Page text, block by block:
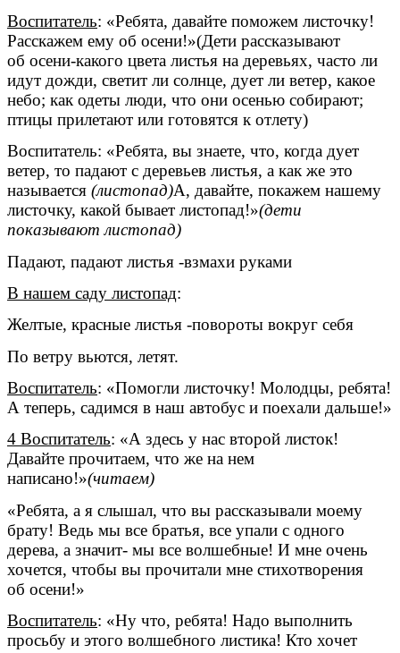
Воспитатель: «Ребята, давайте поможем листочку!
Расскажем ему об осени!»(Дети рассказывают
об осени-какого цвета листья на деревьях, часто ли
идут дожди, светит ли солнце, дует ли ветер, какое
небо; как одеты люди, что они осенью собирают;
птицы прилетают или готовятся к отлету)
Воспитатель: «Ребята, вы знаете, что, когда дует
ветер, то падают с деревьев листья, а как же это
называется (листопад)А, давайте, покажем нашему
листочку, какой бывает листопад!»(дети
показывают листопад)
Падают, падают листья -взмахи руками
В нашем саду листопад:
Желтые, красные листья -повороты вокруг себя
По ветру вьются, летят.
Воспитатель: «Помогли листочку! Молодцы, ребята!
А теперь, садимся в наш автобус и поехали дальше!»
4 Воспитатель: «А здесь у нас второй листок!
Давайте прочитаем, что же на нем
написано!»(читаем)
«Ребята, а я слышал, что вы рассказывали моему
брату! Ведь мы все братья, все упали с одного
дерева, а значит- мы все волшебные! И мне очень
хочется, чтобы вы прочитали мне стихотворения
об осени!»
Воспитатель: «Ну что, ребята! Надо выполнить
просьбу и этого волшебного листика! Кто хочет